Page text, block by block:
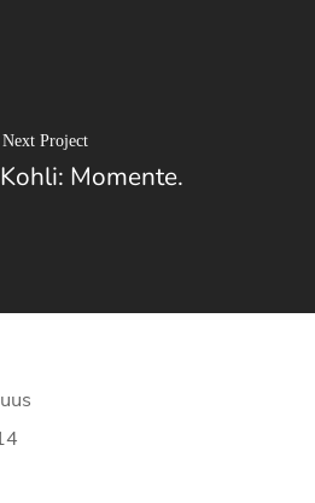
Next Project
Momente.